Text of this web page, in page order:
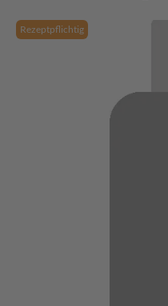
Rezeptpflichtig